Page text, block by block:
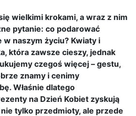
wielkimi krokami, a wraz z nim
pytanie: co podarować
naszym życiu? Kwiaty i
która zawsze cieszy, jednak
czegoś więcej – gestu,
znamy i cenimy
Właśnie dlatego
na Dzień Kobiet zyskują
tylko przedmioty, ale przede